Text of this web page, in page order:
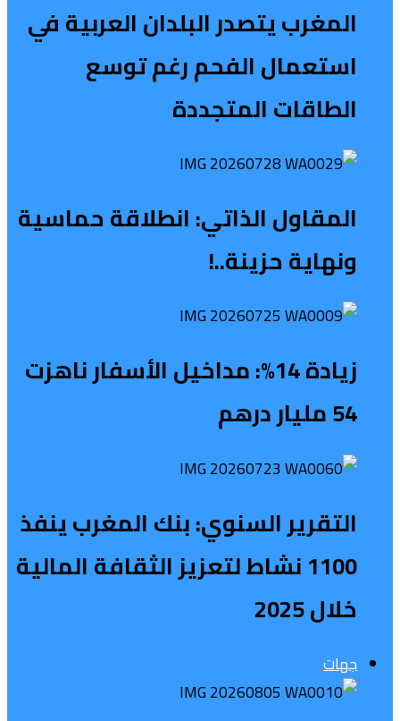
المغرب يتصدر البلدان العربية في
استعمال الفحم رغم توسع
الطاقات المتجددة
المقاول الذاتي: انطلاقة حماسية
ونهاية حزينة..!
زيادة 14%: مداخيل الأسفار ناهزت
54 مليار درهم
التقرير السنوي: بنك المغرب ينفذ
1100 نشاط لتعزيز الثقافة المالية
خلال 2025
جهات